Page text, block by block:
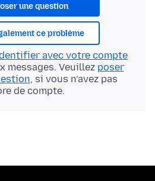
une question
ce problème
avec votre compte
messages. Veuillez poser
, si vous n’avez pas
de compte.